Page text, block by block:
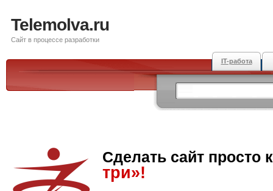
Telemolva.ru
Сайт в процессе разработки
IT-работа
Сделать сайт просто
три»!